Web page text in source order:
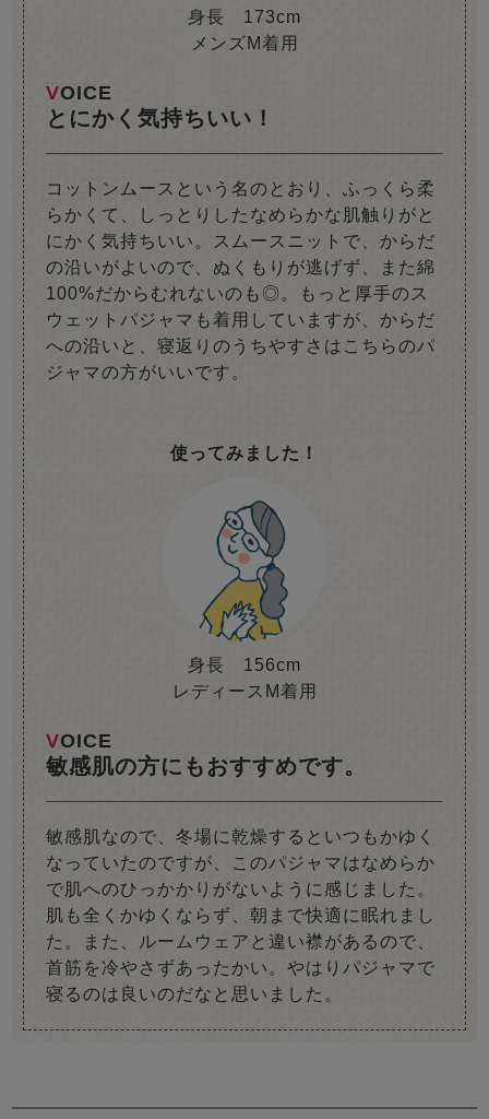
身長 173cm
メンズM着用
VOICE
とにかく気持ちいい！
コットンムースという名のとおり、ふっくら柔
らかくて、しっとりしたなめらかな肌触りがと
にかく気持ちいい。スムースニットで、からだ
の沿いがよいので、ぬくもりが逃げず、また綿
100%だからむれないのも◎。もっと厚手のス
ウェットパジャマも着用していますが、からだ
への沿いと、寝返りのうちやすさはこちらのパ
ジャマの方がいいです。
使ってみました！
身長 156cm
レディースM着用
VOICE
敏感肌の方にもおすすめです。
敏感肌なので、冬場に乾燥するといつもかゆく
なっていたのですが、このパジャマはなめらか
で肌へのひっかかりがないように感じました。
肌も全くかゆくならず、朝まで快適に眠れまし
た。また、ルームウェアと違い襟があるので、
首筋を冷やさずあったかい。やはりパジャマで
寝るのは良いのだなと思いました。